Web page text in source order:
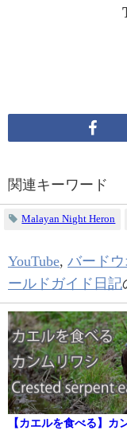
関連キーワード
Malayan Night Heron
YouTube, バード
ールドガイド日記
【カエルを食べる】カ